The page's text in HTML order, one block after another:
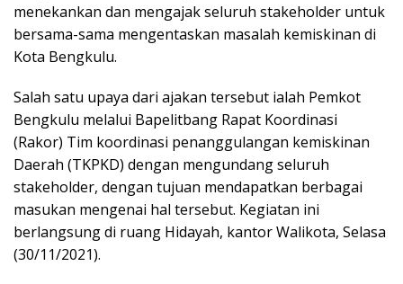
menekankan dan mengajak seluruh stakeholder untuk
bersama-sama mengentaskan masalah kemiskinan di
Kota Bengkulu.
Salah satu upaya dari ajakan tersebut ialah Pemkot
Bengkulu melalui Bapelitbang Rapat Koordinasi
(Rakor) Tim koordinasi penanggulangan kemiskinan
Daerah (TKPKD) dengan mengundang seluruh
stakeholder, dengan tujuan mendapatkan berbagai
masukan mengenai hal tersebut. Kegiatan ini
berlangsung di ruang Hidayah, kantor Walikota, Selasa
(30/11/2021).